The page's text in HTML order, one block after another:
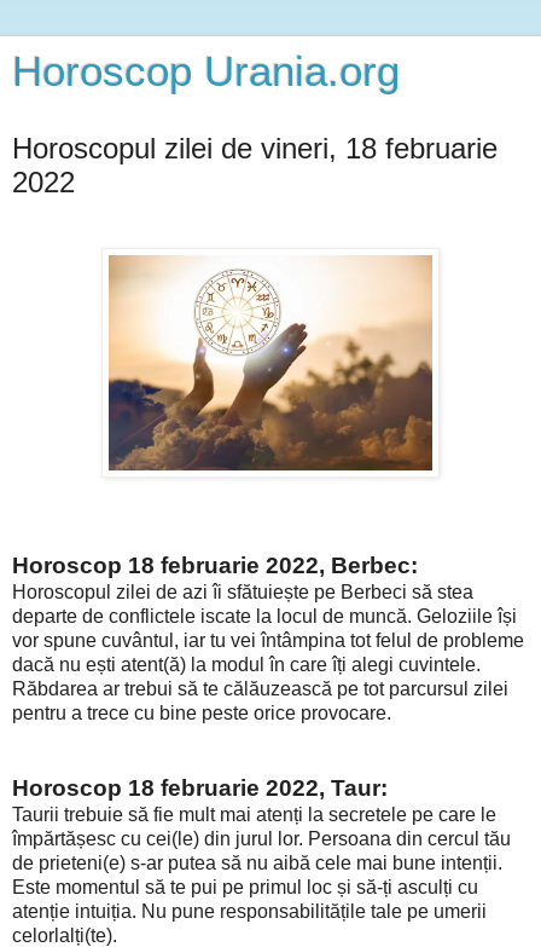
Horoscop Urania.org
Horoscopul zilei de vineri, 18 februarie
2022
Horoscop 18 februarie 2022, Berbec:
Horoscopul zilei de azi îi sfătuiește pe Berbeci să stea
departe de conflictele iscate la locul de muncă. Geloziile își
vor spune cuvântul, iar tu vei întâmpina tot felul de probleme
dacă nu ești atent(ă) la modul în care îți alegi cuvintele.
Răbdarea ar trebui să te călăuzească pe tot parcursul zilei
pentru a trece cu bine peste orice provocare.
Horoscop 18 februarie 2022, Taur:
Taurii trebuie să fie mult mai atenți la secretele pe care le
împărtășesc cu cei(le) din jurul lor. Persoana din cercul tău
de prieteni(e) s-ar putea să nu aibă cele mai bune intenții.
Este momentul să te pui pe primul loc și să-ți asculți cu
atenție intuiția. Nu pune responsabilitățile tale pe umerii
celorlalți(te).